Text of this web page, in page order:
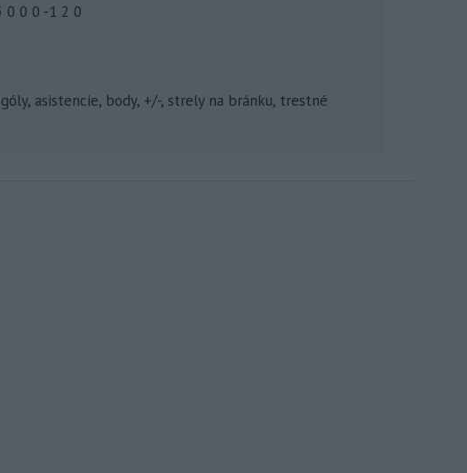
0 0 0 -1 2 0
asistencie, body, +/-, strely na bránku, trestné